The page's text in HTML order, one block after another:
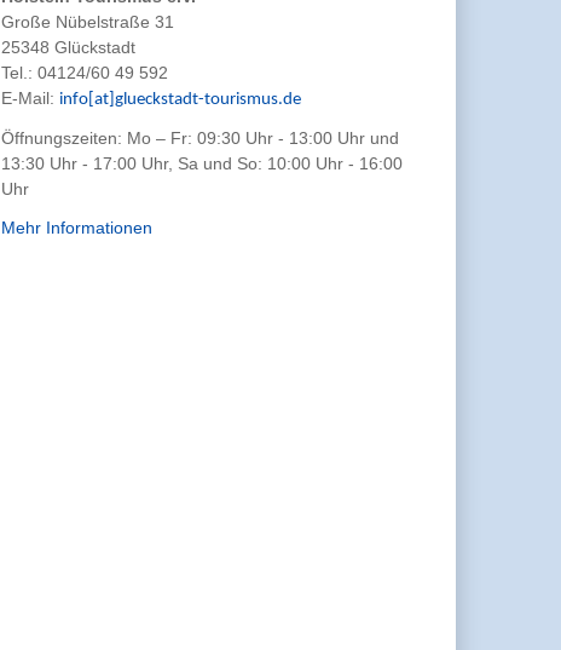
Große Nübelstraße 31
25348 Glückstadt
Tel.: 04124/60 49 592
E-Mail: info[at]glueckstadt-tourismus.de
Öffnungszeiten: Mo – Fr: 09:30 Uhr - 13:00 Uhr und
13:30 Uhr - 17:00 Uhr, Sa und So: 10:00 Uhr - 16:00
Uhr
Mehr Informationen